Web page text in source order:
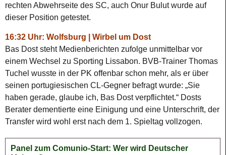
rechten Abwehrseite des SC, auch Onur Bulut wurde auf
dieser Position getestet.
16:32 Uhr: Wolfsburg | Wirbel um Dost
Bas Dost steht Medienberichten zufolge unmittelbar vor
einem Wechsel zu Sporting Lissabon. BVB-Trainer Thomas
Tuchel wusste in der PK offenbar schon mehr, als er über
seinen portugiesischen CL-Gegner befragt wurde: „Sie
haben gerade, glaube ich, Bas Dost verpflichtet.“ Dosts
Berater dementierte eine Einigung und eine Unterschrift, der
Transfer wird wohl erst nach dem 1. Spieltag vollzogen.
Panel zum Comunio-Start: Wer wird Deutscher